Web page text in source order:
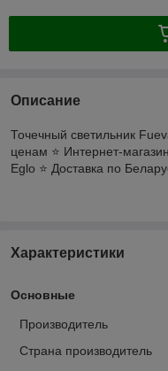
Описание
Точечный светильник
ценам ⭐️ Интернет-
Eglo ⭐️ Доставка по
Характеристики
Основные
Производитель
Страна производитель